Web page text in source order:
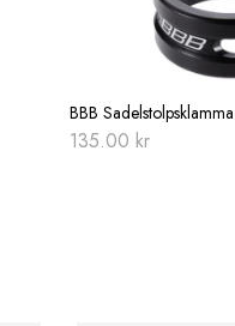
BBB
135.00 kr